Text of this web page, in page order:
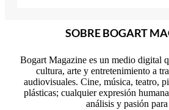
SOBRE BOGART
Bogart Magazine es un medio digital
cultura, arte y entretenimiento a
audiovisuales. Cine, música, teatro,
plásticas; cualquier expresión
análisis y pasión